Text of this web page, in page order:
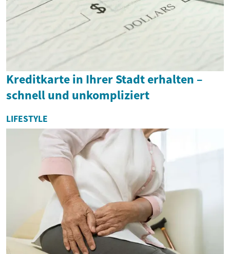
Kreditkarte in Ihrer Stadt erhalten –
schnell und unkompliziert
LIFESTYLE